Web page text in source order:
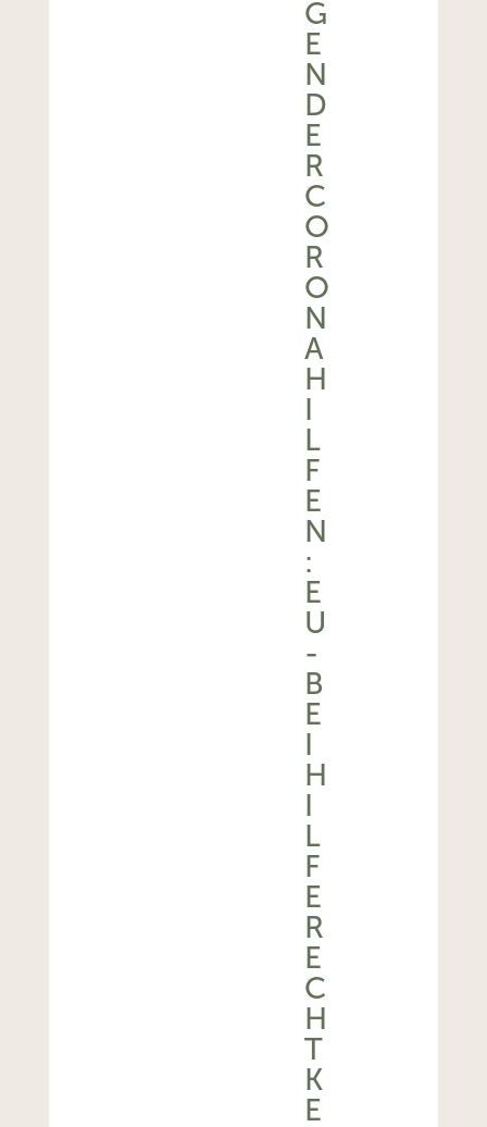
G
E
N
D
E
R
C
O
R
O
N
A
H
I
L
F
E
N
:
E
U
-
B
E
I
H
I
L
F
E
R
E
C
H
T
K
E